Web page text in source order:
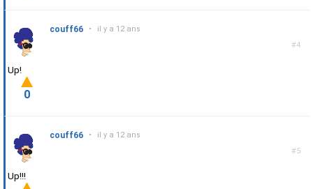
#4
couff66 • il y a 12 ans
Up!
0
#5
couff66 • il y a 12 ans
Up!!!